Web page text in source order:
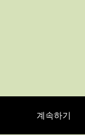
계속하기